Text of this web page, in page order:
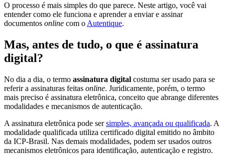
O processo é mais simples do que parece. Neste artigo, você vai
entender como ele funciona e aprender a enviar e assinar
documentos online com o Autentique.
Mas, antes de tudo, o que é assinatura
digital?
No dia a dia, o termo assinatura digital costuma ser usado para se
referir a assinaturas feitas online. Juridicamente, porém, o termo
mais preciso é assinatura eletrônica, conceito que abrange diferentes
modalidades e mecanismos de autenticação.
A assinatura eletrônica pode sersimples, avançada ou qualificada. A
modalidade qualificada utiliza certificado digital emitido no âmbito
da ICP-Brasil. Nas demais modalidades, podem ser usados outros
mecanismos eletrônicos para identificação, autenticação e registro.